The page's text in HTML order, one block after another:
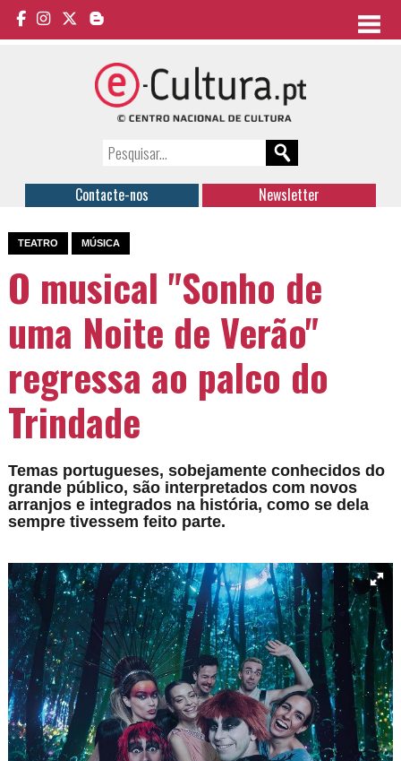
Contacte-nos Newsletter
TEATRO MÚSICA
O musical "Sonho de
uma Noite de Verão"
regressa ao palco do
Trindade
Temas portugueses, sobejamente conhecidos do
grande público, são interpretados com novos
arranjos e integrados na história, como se dela
sempre tivessem feito parte.